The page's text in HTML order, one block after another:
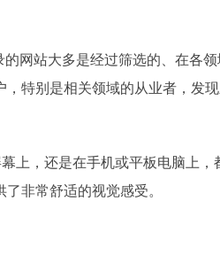
的网站大多是经过筛选的、在各
特别是相关领域的从业者，发
上，还是在手机或平板电脑上，
非常舒适的视觉感受。